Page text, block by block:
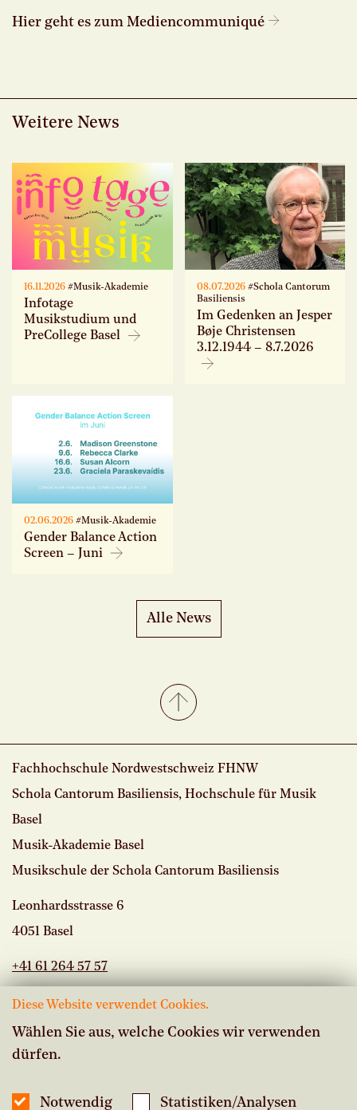
Hier geht es zum Mediencommuniqué
Weitere News
16.11.2026 #Musik-Akademie
Infotage
Musikstudium und
PreCollege Basel
08.07.2026#Schola Cantorum
Basiliensis
Im Gedenken an Jesper
Bøje Christensen
3.12.1944 – 8.7.2026
02.06.2026 #Musik-Akademie
Gender Balance Action
Screen – Juni
Alle News
Fachhochschule Nordwestschweiz FHNW
Schola Cantorum Basiliensis, Hochschule für Musik
Basel
Musik-Akademie Basel
Musikschule der Schola Cantorum Basiliensis
Leonhardsstrasse 6
4051 Basel
+41 61 264 57 57
Offene Stellen
Inside Studium
Diese Website verwendet Cookies.
Wählen Sie aus, welche Cookies wir verwenden
dürfen.
Notwendig Statistiken/Analysen